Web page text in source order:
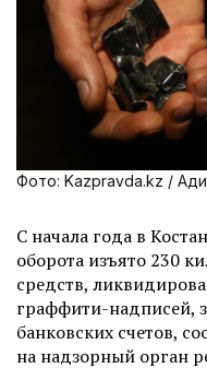
Фото: Kazpravda.kz /
С начала года в
оборота изъято 230
средств,
граффити-надписей,
банковских счетов,
на надзорный орган